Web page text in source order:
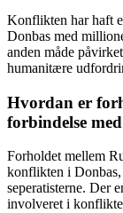
Konflikten har haft
Donbas med
anden måde
humanitære
Hvordan er
forbindelse
Forholdet mellem
konflikten i Donbas,
seperatisterne. Der
involveret i